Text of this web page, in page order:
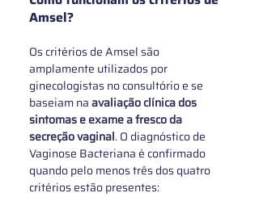
Amsel?
Os critérios de Amsel são
amplamente utilizados por
ginecologistas no consultório e se
baseiam na avaliação clínica dos
sintomas e exame a fresco da
secreção vaginal. O diagnóstico de
Vaginose Bacteriana é confirmado
quando pelo menos três dos quatro
critérios estão presentes: